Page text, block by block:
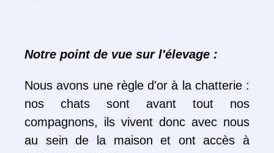
Notre point de vue sur l'élevage :
Nous avons une règle d'or à la chatterie :
nos chats sont avant tout nos
compagnons, ils vivent donc avec nous
au sein de la maison et ont accès à